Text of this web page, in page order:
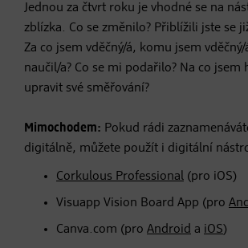
Jednou za čtvrt roku je vhodné se na
zblízka. Co se změnilo? Přiblížili jste se
Za co jsem vděčný/á, komu jsem vděčný/
naučil/a? Co se mi podařilo? Na co jsem
upravit své směřování?
Mimochodem: Pokud rádi
digitálně, můžete použít i digitální
Corkulous Professional (pro iOS)
Visuapp Vision Board App (pro
Canva.com (pro Android a iOS)